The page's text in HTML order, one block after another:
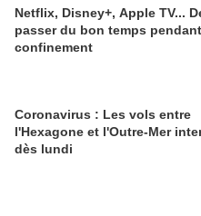
Netflix, Disney+, Apple TV...
passer du bon temps
confinement
Coronavirus : Les vols entre
l'Hexagone et l'Outre-Mer
dès lundi